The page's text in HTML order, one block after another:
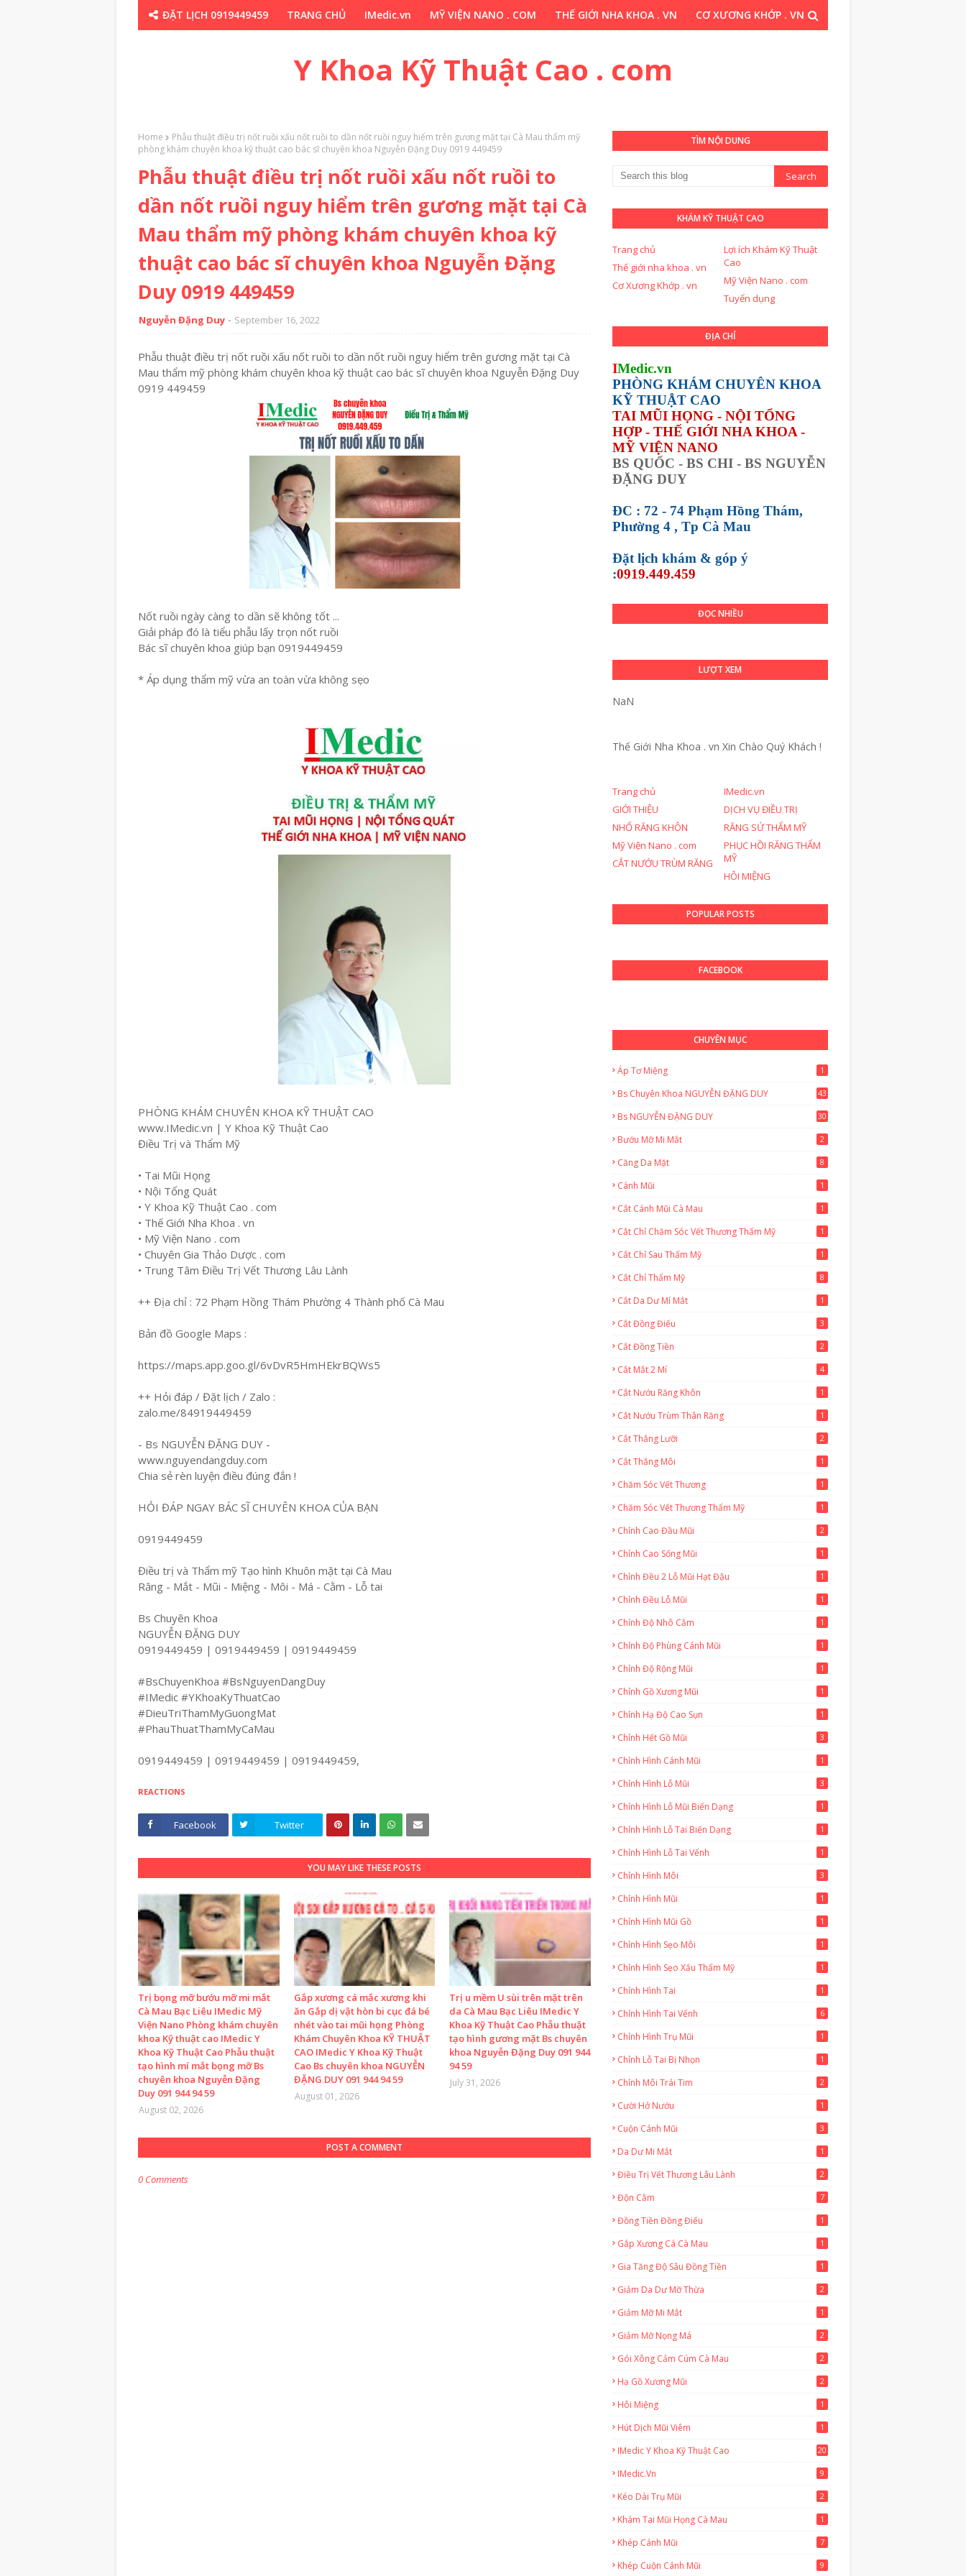
ĐẶT LỊCH 0919449459 TRANG CHỦ IMedic.vn MỸ VIỆN NANO . COM THẾ GIỚI NHA KHOA . VN CƠ XƯƠNG KHỚP . VN
Y Khoa Kỹ Thuật Cao . com
Home
Phẫu thuật điều trị nốt ruồi xấu nốt ruồi to dần nốt ruồi nguy hiểm trên gương mặt tại Cà Mau thẩm mỹ
phòng khám chuyên khoa kỹ thuật cao bác sĩ chuyên khoa Nguyễn Đặng Duy 0919 449459
Phẫu thuật điều trị nốt ruồi xấu nốt ruồi to
dần nốt ruồi nguy hiểm trên gương mặt tại Cà
Mau thẩm mỹ phòng khám chuyên khoa kỹ
thuật cao bác sĩ chuyên khoa Nguyễn Đặng
Duy 0919 449459
Nguyễn Đặng Duy September 16, 2022
Phẫu thuật điều trị nốt ruồi xấu nốt ruồi to dần nốt ruồi nguy hiểm trên gương mặt tại Cà
Mau thẩm mỹ phòng khám chuyên khoa kỹ thuật cao bác sĩ chuyên khoa Nguyễn Đặng Duy
0919 449459
Nốt ruồi ngày càng to dần sẽ không tốt ...
Giải pháp đó là tiểu phẫu lấy trọn nốt ruồi
Bác sĩ chuyên khoa giúp bạn 0919449459
* Áp dụng thẩm mỹ vừa an toàn vừa không sẹo
PHÒNG KHÁM CHUYÊN KHOA KỸ THUẬT CAO
www.IMedic.vn | Y Khoa Kỹ Thuật Cao
Điều Trị và Thẩm Mỹ
• Tai Mũi Họng
• Nội Tổng Quát
• Y Khoa Kỹ Thuật Cao . com
• Thế Giới Nha Khoa . vn
• Mỹ Viện Nano . com
• Chuyên Gia Thảo Dược . com
• Trung Tâm Điều Trị Vết Thương Lâu Lành
++ Địa chỉ : 72 Phạm Hồng Thám Phường 4 Thành phố Cà Mau
Bản đồ Google Maps :
https://maps.app.goo.gl/6vDvR5HmHEkrBQWs5
++ Hỏi đáp / Đặt lịch / Zalo :
zalo.me/84919449459
- Bs NGUYỄN ĐẶNG DUY -
www.nguyendangduy.com
Chia sẻ rèn luyện điều đúng đắn !
HỎI ĐÁP NGAY BÁC SĨ CHUYÊN KHOA CỦA BẠN
0919449459
Điều trị và Thẩm mỹ Tạo hình Khuôn mặt tại Cà Mau
Răng - Mắt - Mũi - Miệng - Môi - Má - Cằm - Lỗ tai
Bs Chuyên Khoa
NGUYỄN ĐẶNG DUY
0919449459 | 0919449459 | 0919449459
#BsChuyenKhoa #BsNguyenDangDuy
#IMedic #YKhoaKyThuatCao
#DieuTriThamMyGuongMat
#PhauThuatThamMyCaMau
0919449459 | 0919449459 | 0919449459,
REACTIONS
Facebook Twitter
YOU MAY LIKE THESE POSTS
Trị bọng mỡ bướu mỡ mi mắt
Cà Mau Bạc Liêu IMedic Mỹ
Viện Nano Phòng khám chuyên
khoa Kỹ thuật cao IMedic Y
Khoa Kỹ Thuật Cao Phẫu thuật
tạo hình mí mắt bọng mỡ Bs
chuyên khoa Nguyễn Đặng
Duy 091 944 94 59
August 02, 2026
Gắp xương cá mắc xương khi
ăn Gắp dị vật hòn bi cục đá bé
nhét vào tai mũi họng Phòng
Khám Chuyên Khoa KỸ THUẬT
CAO IMedic Y Khoa Kỹ Thuật
Cao Bs chuyên khoa NGUYỄN
ĐẶNG DUY 091 944 94 59
August 01, 2026
Trị u mềm U sùi trên mặt trên
da Cà Mau Bạc Liêu IMedic Y
Khoa Kỹ Thuật Cao Phẫu thuật
tạo hình gương mặt Bs chuyên
khoa Nguyễn Đặng Duy 091 944
94 59
July 31, 2026
POST A COMMENT
0 Comments
TÌM NỘI DUNG
KHÁM KỸ THUẬT CAO
Trang chủ
Lợi ích Khám Kỹ Thuật
Cao
Thế giới nha khoa . vn
Mỹ Viện Nano . com
Cơ Xương Khớp . vn
Tuyển dụng
ĐỊA CHỈ
IMedic.vn
PHÒNG KHÁM CHUYÊN KHOA
KỸ THUẬT CAO
TAI MŨI HỌNG - NỘI TỔNG
HỢP - THẾ GIỚI NHA KHOA -
MỸ VIỆN NANO
BS QUỐC - BS CHI - BS NGUYỄN
ĐẶNG DUY
ĐC : 72 - 74 Phạm Hồng Thám,
Phường 4 , Tp Cà Mau
Đặt lịch khám & góp ý
:0919.449.459
ĐỌC NHIỀU
LƯỢT XEM
NaN
Thế Giới Nha Khoa . vn Xin Chào Quý Khách !
Trang chủ
IMedic.vn
GIỚI THIỆU
DỊCH VỤ ĐIỀU TRỊ
NHỔ RĂNG KHÔN
RĂNG SỨ THẨM MỸ
Mỹ Viện Nano . com
PHỤC HỒI RĂNG THẨM
MỸ
CẮT NƯỚU TRÙM RĂNG
HÔI MIỆNG
POPULAR POSTS
FACEBOOK
CHUYÊN MỤC
Áp Tơ Miệng 1
Bs Chuyên Khoa NGUYỄN ĐẶNG DUY
43
Bs NGUYỄN ĐẶNG DUY 30
Bướu Mỡ Mi Mắt 2
Căng Da Mặt 8
Cánh Mũi 1
Cắt Cánh Mũi Cà Mau 1
Cắt Chỉ Chăm Sóc Vết Thương Thẩm Mỹ 1
Cắt Chỉ Sau Thẩm Mỹ 1
Cắt Chỉ Thẩm Mỹ 8
Cắt Da Dư Mí Mắt 1
Cắt Đồng Điếu 3
Cắt Đồng Tiền 2
Cắt Mắt 2 Mí 4
Cắt Nướu Răng Khôn 1
Cắt Nướu Trùm Thân Răng 1
Cắt Thắng Lưỡi 2
Cắt Thắng Môi 1
Chăm Sóc Vết Thương 1
Chăm Sóc Vết Thương Thẩm Mỹ 1
Chỉnh Cao Đầu Mũi 2
Chỉnh Cao Sống Mũi 1
Chỉnh Đều 2 Lỗ Mũi Hạt Đậu 1
Chỉnh Đều Lỗ Mũi 1
Chỉnh Độ Nhô Cằm 1
Chỉnh Độ Phùng Cánh Mũi 1
Chỉnh Độ Rộng Mũi 1
Chỉnh Gồ Xương Mũi 1
Chỉnh Hạ Độ Cao Sụn 1
Chỉnh Hết Gồ Mũi 3
Chỉnh Hình Cánh Mũi 1
Chỉnh Hình Lỗ Mũi 3
Chỉnh Hình Lỗ Mũi Biến Dạng 1
Chỉnh Hình Lỗ Tai Biến Dạng 1
Chỉnh Hình Lỗ Tai Vểnh 1
Chỉnh Hình Môi 3
Chỉnh Hình Mũi 1
Chỉnh Hình Mũi Gồ 1
Chỉnh Hình Sẹo Môi 1
Chỉnh Hình Sẹo Xấu Thẩm Mỹ 1
Chỉnh Hình Tai 1
Chỉnh Hình Tai Vểnh 6
Chỉnh Hình Trụ Mũi 1
Chỉnh Lỗ Tai Bị Nhọn 1
Chỉnh Môi Trái Tim 2
Cười Hở Nướu 1
Cuộn Cánh Mũi 3
Da Dư Mi Mắt 1
Điều Trị Vết Thương Lâu Lành 2
Độn Cằm 7
Đồng Tiền Đồng Điếu 1
Gắp Xương Cá Cà Mau 1
Gia Tăng Độ Sâu Đồng Tiền 1
Giảm Da Dư Mỡ Thừa 2
Giảm Mỡ Mi Mắt 1
Giảm Mỡ Nọng Má 2
Gói Xông Cảm Cúm Cà Mau 2
Hạ Gồ Xương Mũi 2
Hôi Miệng 1
Hút Dịch Mũi Viêm 1
IMedic Y Khoa Kỹ Thuật Cao
20
IMedic.vn 9
Kéo Dài Trụ Mũi 2
Khám Tai Mũi Họng Cà Mau 1
Khép Cánh Mũi 7
Khép Cuộn Cánh Mũi 9